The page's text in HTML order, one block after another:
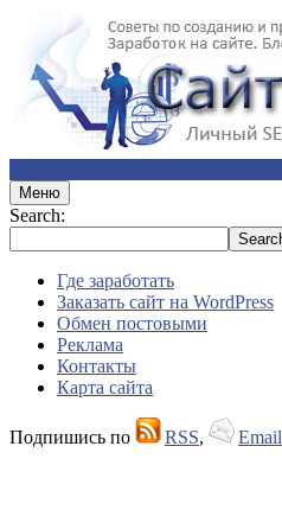
Меню
Search:
Где заработать
Заказать сайт на WordPress
Обмен постовыми
Реклама
Контакты
Карта сайта
Подпишись по RSS, Email